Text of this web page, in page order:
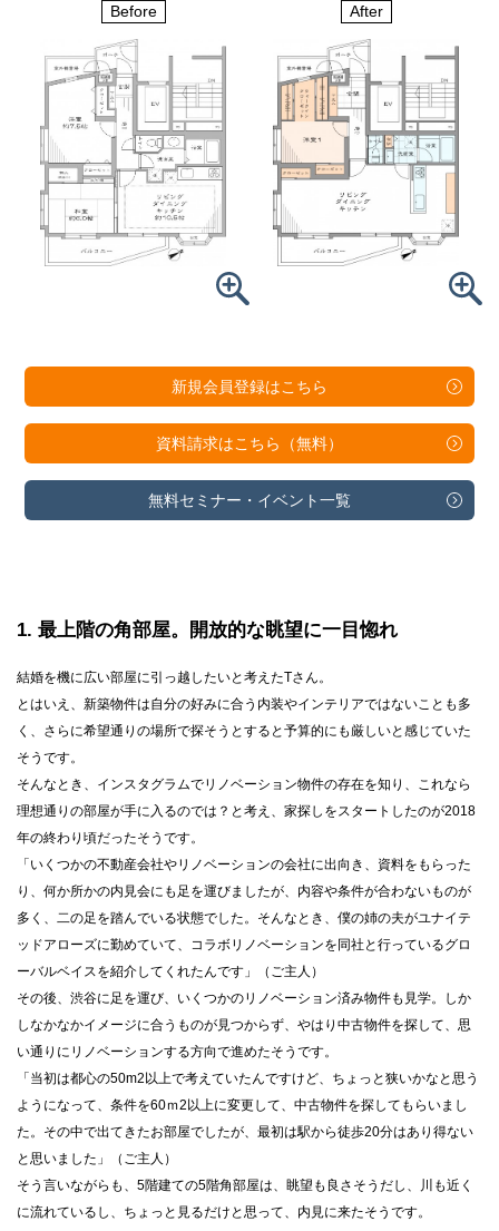
Before After
新規会員登録はこちら
資料請求はこちら（無料）
無料セミナー・ イベント一覧
1 最上階の角部屋。開放的な眺望に一目惚れ
結婚を機に広い部屋に引っ越したいと考えたTさん。
とはいえ、新築物件は自分の好みに合う内装やインテリアではないことも多
く、さらに希望通りの場所で探そうとすると予算的にも厳しいと感じていた
そうです。
そんなとき、インスタグラムでリノベーション物件の存在を知り、これなら
理想通りの部屋が手に入るのでは？と考え、家探しをスタートしたのが2018
年の終わり頃だったそうです。
「いくつかの不動産会社やリノベーションの会社に出向き、資料をもらった
り、何か所かの内見会にも足を運びましたが、内容や条件が合わないものが
多く、二の足を踏んでいる状態でした。そんなとき、僕の姉の夫がユナイテ
ッドアローズに勤めていて、コラボリノベーションを同社と行っているグロ
ーバルベイスを紹介してくれたんです」（ご主人）
その後、渋谷に足を運び、いくつかのリノベーション済み物件も見学。しか
しなかなかイメージに合うものが見つからず、やはり中古物件を探して、思
い通りにリノベーションする方向で進めたそうです。
「当初は都心の50m2以上で考えていたんですけど、ちょっと狭いかなと思う
ようになって、条件を60ｍ2以上に変更して、中古物件を探してもらいまし
た。その中で出てきたお部屋でしたが、最初は駅から徒歩20分はあり得ない
と思いました」（ご主人）
そう言いながらも、5階建ての5階角部屋は、眺望も良さそうだし、川も近く
に流れているし、ちょっと見るだけと思って、内見に来たそうです。